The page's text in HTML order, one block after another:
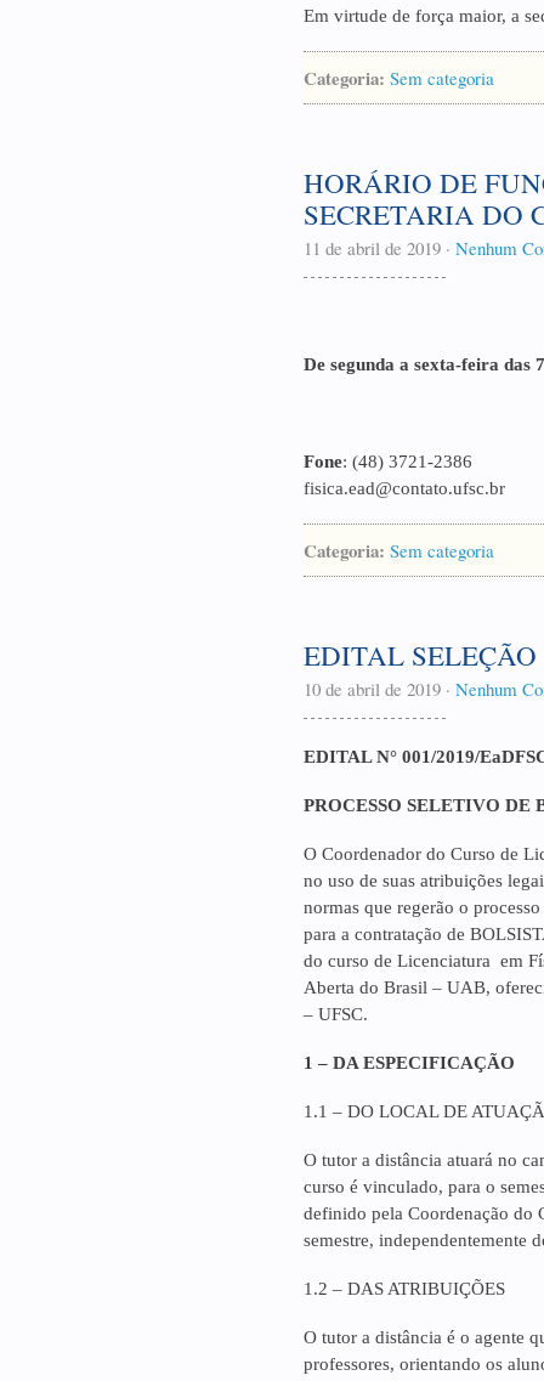
Em virtude de força maior, a
Categoria: Sem categoria
HORÁRIO DE
SECRETARIA DO
11 de abril de 2019 · Nenhum
De segunda a sexta-feira das
Fone: (48) 3721-2386
fisica.ead@contato.ufsc.br
Categoria: Sem categoria
EDITAL SELEÇÃO
10 de abril de 2019 · Nenhum
EDITAL N° 001/2019/
PROCESSO SELETIVO DE
O Coordenador do Curso de
no uso de suas atribuições
normas que regerão o
para a contratação de
do curso de Licenciatura em
Aberta do Brasil – UAB,
– UFSC.
1 – DA ESPECIFICAÇÃO
1.1 – DO LOCAL DE
O tutor a distância atuará no
curso é vinculado, para o
definido pela Coordenação do
semestre, independentemente
1.2 – DAS ATRIBUIÇÕES
O tutor a distância é o agente
professores, orientando os